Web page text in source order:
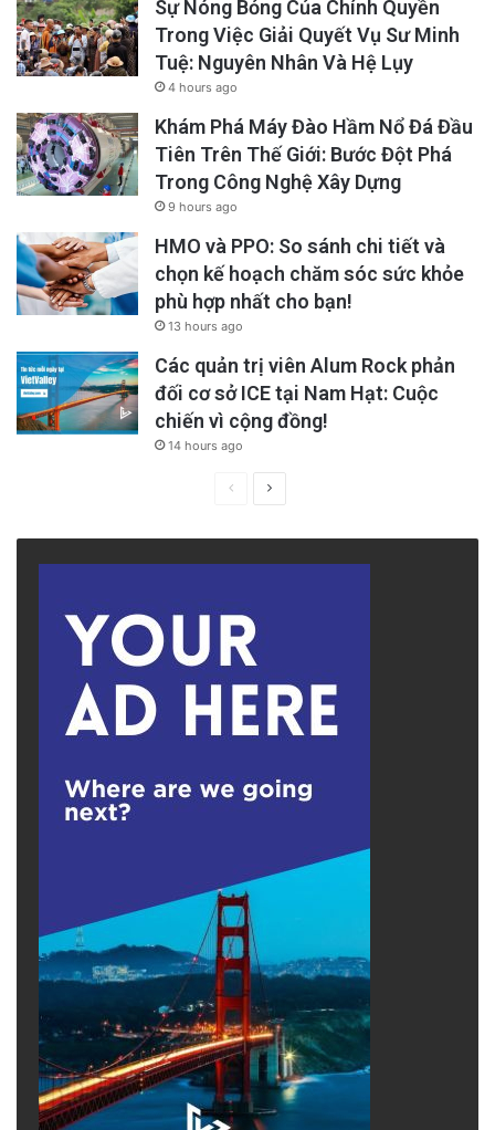
Sự Nóng Bỏng Của Chính Quyền
Trong Việc Giải Quyết Vụ Sư Minh
Tuệ: Nguyên Nhân Và Hệ Lụy
4 hours ago
Khám Phá Máy Đào Hầm Nổ Đá Đầu
Tiên Trên Thế Giới: Bước Đột Phá
Trong Công Nghệ Xây Dựng
9 hours ago
HMO và PPO: So sánh chi tiết và
chọn kế hoạch chăm sóc sức khỏe
phù hợp nhất cho bạn!
13 hours ago
Các quản trị viên Alum Rock phản
đối cơ sở ICE tại Nam Hạt: Cuộc
chiến vì cộng đồng!
14 hours ago
PreviousNext